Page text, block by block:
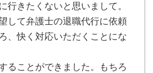
行きたくないと思いまして。
して弁護士の退職代行に依頼
、快く対応いただくことにな
ることができました。もちろ